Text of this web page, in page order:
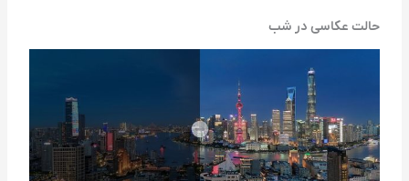
حالت عکاسی در شب